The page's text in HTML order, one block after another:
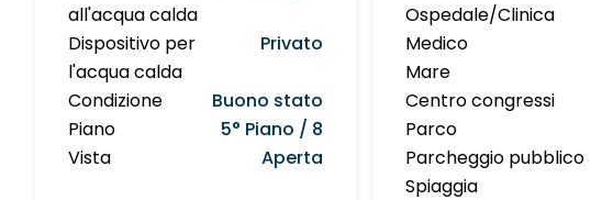
all'acqua calda
Dispositivo per
l'acqua calda
Privato
Condizione
Buono stato
Piano
5° Piano / 8
Vista
Aperta
Ospedale/Clinica
Medico
Mare
Centro congressi
Parco
Parcheggio pubblico
Spiaggia